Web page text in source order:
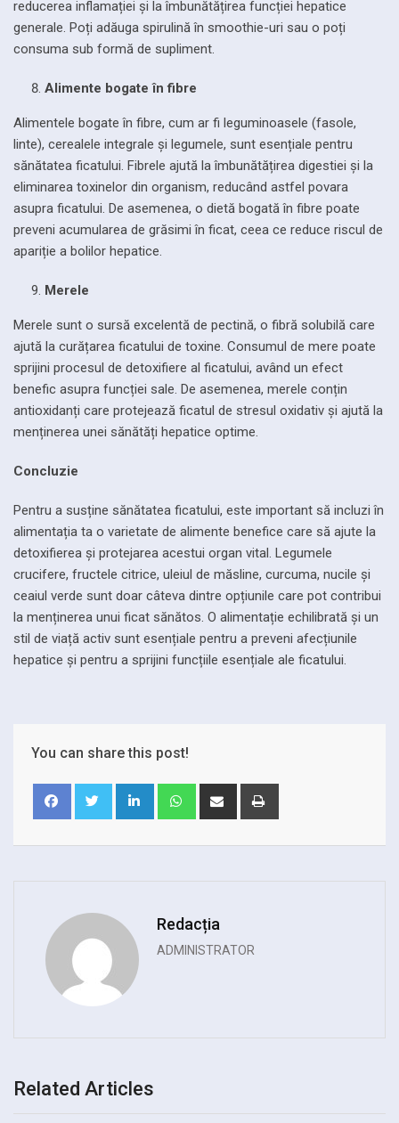
reducerea inflamației și la îmbunătățirea funcției hepatice
generale. Poți adăuga spirulină în smoothie-uri sau o poți
consuma sub formă de supliment.
Alimente bogate în fibre
Alimentele bogate în fibre, cum ar fi leguminoasele (fasole,
linte), cerealele integrale și legumele, sunt esențiale pentru
sănătatea ficatului. Fibrele ajută la îmbunătățirea digestiei și la
eliminarea toxinelor din organism, reducând astfel povara
asupra ficatului. De asemenea, o dietă bogată în fibre poate
preveni acumularea de grăsimi în ficat, ceea ce reduce riscul de
apariție a bolilor hepatice.
Merele
Merele sunt o sursă excelentă de pectină, o fibră solubilă care
ajută la curățarea ficatului de toxine. Consumul de mere poate
sprijini procesul de detoxifiere al ficatului, având un efect
benefic asupra funcției sale. De asemenea, merele conțin
antioxidanți care protejează ficatul de stresul oxidativ și ajută la
menținerea unei sănătăți hepatice optime.
Concluzie
Pentru a susține sănătatea ficatului, este important să incluzi în
alimentația ta o varietate de alimente benefice care să ajute la
detoxifierea și protejarea acestui organ vital. Legumele
crucifere, fructele citrice, uleiul de măsline, curcuma, nucile și
ceaiul verde sunt doar câteva dintre opțiunile care pot contribui
la menținerea unui ficat sănătos. O alimentație echilibrată și un
stil de viață activ sunt esențiale pentru a preveni afecțiunile
hepatice și pentru a sprijini funcțiile esențiale ale ficatului.
You can share this post!
LinkedIn WhatsappShare
Redacția
ADMINISTRATOR
Related Articles